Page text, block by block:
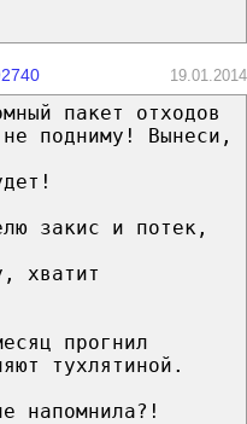
19.01.2014
пакет отходов
подниму! Вынеси,
закис и потек,
хватит
прогнил
тухлятиной.
напомнила?!